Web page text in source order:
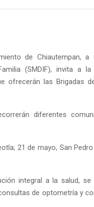
de Chiautempan, a
(SMDIF), invita a la
ofrecerán las Brigadas
diferentes
21 de mayo, San
integral a la salud, se
de optometría y